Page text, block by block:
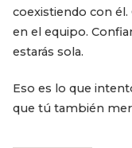
coexistiendo con él.
en el equipo.
estarás sola.
Eso es lo que
que tú también